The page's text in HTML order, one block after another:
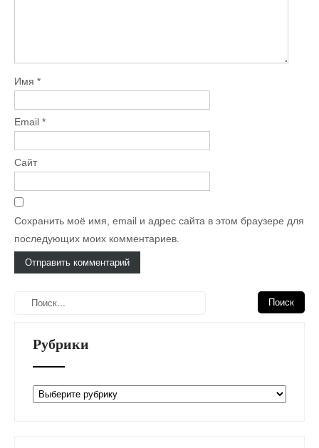
Имя *
Email *
Сайт
Сохранить моё имя, email и адрес сайта в этом браузере для
последующих моих комментариев.
Рубрики
Рубрики